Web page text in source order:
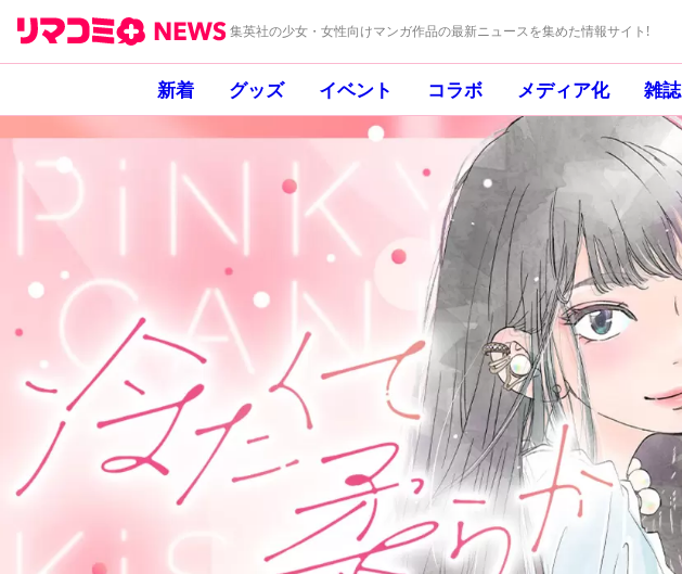
集英社の少女・女性向けマンガ作品の最新ニュースを集めた情報サイト!
新着 グッズ イベント コラボ メディア化 雑誌